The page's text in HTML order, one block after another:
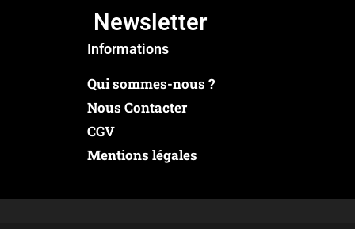
Newsletter
Informations
Qui sommes-nous ?
Nous Contacter
CGV
Mentions légales